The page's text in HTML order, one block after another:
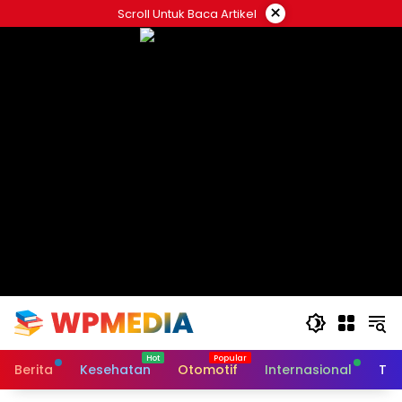
ke
Scroll Untuk Baca Artikel ×
Berita Kesehatan Otomotif Internasional